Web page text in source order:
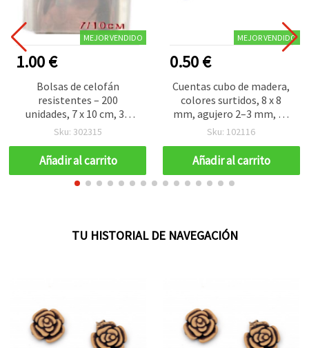
MEJOR VENDIDO
1.00 €
Bolsas de celofán
resistentes – 200
unidades, 7 x 10 cm, 30
micras – Perfectas para
manualidades y
empaquetado creativo
Sku: 302315
Añadir al carrito
MEJOR VENDIDO
0.50 €
Cuentas cubo de madera,
colores surtidos, 8 x 8
mm, agujero 2–3 mm, 20
g (~65 uds.)
Sku: 102116
Añadir al carrito
TU HISTORIAL DE NAVEGACIÓN